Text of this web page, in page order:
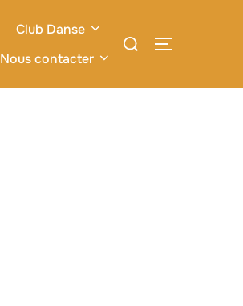
Club Danse
Nous contacter